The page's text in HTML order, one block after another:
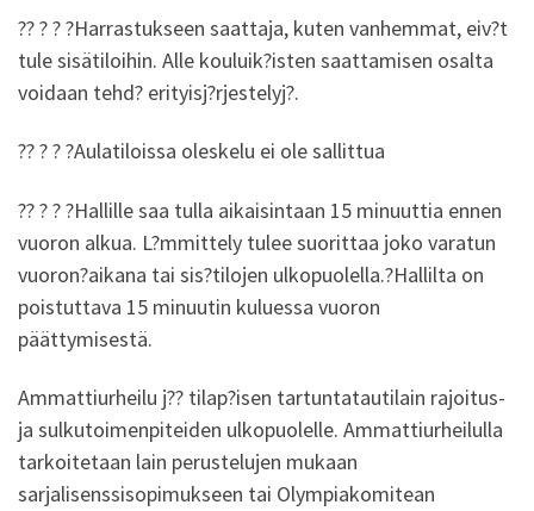
?? ? ? ?Harrastukseen saattaja, kuten vanhemmat, eiv?t
tule sisätiloihin. Alle kouluik?isten saattamisen osalta
voidaan tehd? erityisj?rjestelyj?.
?? ? ? ?Aulatiloissa oleskelu ei ole sallittua
?? ? ? ?Hallille saa tulla aikaisintaan 15 minuuttia ennen
vuoron alkua. L?mmittely tulee suorittaa joko varatun
vuoron?aikana tai sis?tilojen ulkopuolella.?Hallilta on
poistuttava 15 minuutin kuluessa vuoron
päättymisestä.
Ammattiurheilu j?? tilap?isen tartuntatautilain rajoitus-
ja sulkutoimenpiteiden ulkopuolelle. Ammattiurheilulla
tarkoitetaan lain perustelujen mukaan
sarjalisenssisopimukseen tai Olympiakomitean